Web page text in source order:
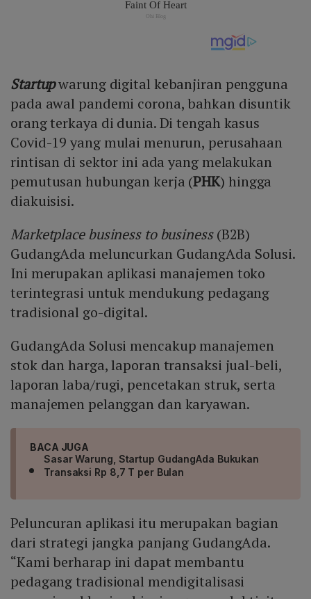
Startupwarung digital kebanjiran pengguna
pada awal pandemi corona, bahkan disuntik
orang terkaya di dunia. Di tengah kasus
Covid-19 yang mulai menurun, perusahaan
rintisan di sektor ini ada yang melakukan
pemutusan hubungan kerja (PHK) hingga
diakuisisi.
Marketplace business to business(B2B)
GudangAda meluncurkan GudangAda Solusi.
Ini merupakan aplikasi manajemen toko
terintegrasi untuk mendukung pedagang
tradisional go-digital.
GudangAda Solusi mencakup manajemen
stok dan harga, laporan transaksi jual-beli,
laporan laba/rugi, pencetakan struk, serta
manajemen pelanggan dan karyawan.
BACA JUGA
Sasar Warung, Startup GudangAda Bukukan
Transaksi Rp 8,7 T per Bulan
Peluncuran aplikasi itu merupakan bagian
dari strategi jangka panjang GudangAda.
“Kami berharap ini dapat membantu
pedagang tradisional mendigitalisasi